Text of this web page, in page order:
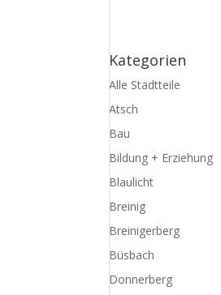
Kategorien
Alle Stadtteile
Atsch
Bau
Bildung + Erziehung
Blaulicht
Breinig
Breinigerberg
Büsbach
Donnerberg